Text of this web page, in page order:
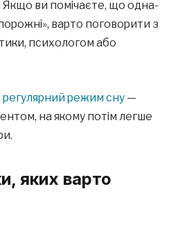
ви помічаєте, що одна-
варто поговорити з
психологом або
регулярний режим сну —
на якому потім легше
яких варто